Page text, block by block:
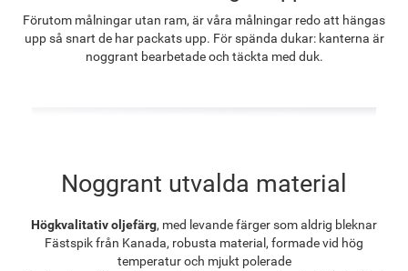
Förutom målningar utan ram, är våra målningar redo att hängas
upp så snart de har packats upp. För spända dukar: kanterna är
noggrant bearbetade och täckta med duk.
Noggrant utvalda material
Högkvalitativ oljefärg, med levande färger som aldrig bleknar
Fästspik från Kanada, robusta material, formade vid hög
temperatur och mjukt polerade